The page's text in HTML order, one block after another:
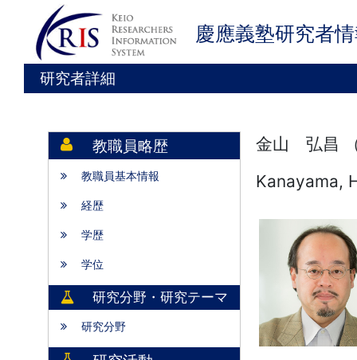
慶應義塾研究者
研究者詳細
教職員略歴
教職員基本情報
経歴
学歴
学位
研究分野・研究テーマ
研究分野
金山 弘昌
Kanayama,